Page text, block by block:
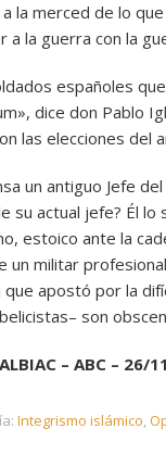
la merced de lo
a la guerra con la
españoles
dice don Pablo
las elecciones del
un antiguo Jefe
su actual jefe? Él
estoico ante la
un militar
apostó por la
son
– ABC – 26/
Integrismo islámico,